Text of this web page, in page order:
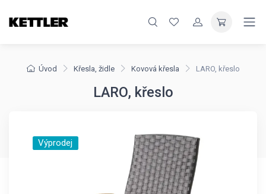
Úvod Křesla, židle Kovová křesla LARO, křeslo
LARO, křeslo
Výprodej